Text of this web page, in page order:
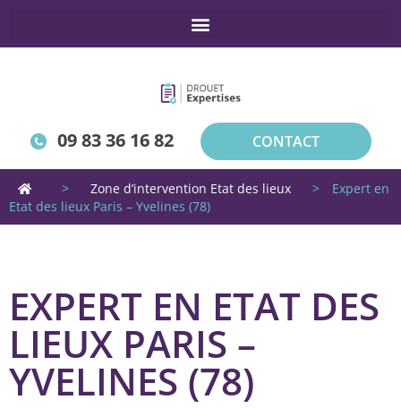
09 83 36 16 82 CONTACT
> Zone d’intervention Etat des lieux >
Expert en
Etat des lieux Paris – Yvelines (78)
EXPERT EN ETAT DES
LIEUX PARIS –
YVELINES (78)